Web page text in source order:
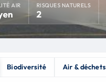
AIR RISQUES NATURELS
2
Biodiversité Air & déchets